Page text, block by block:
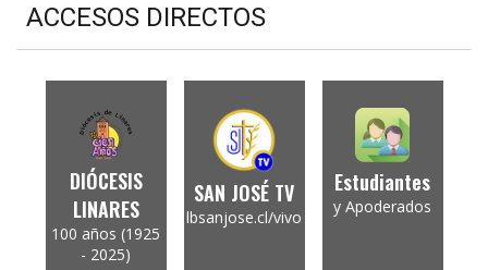
ACCESOS DIRECTOS
DIÓCESIS
LINARES
100 años (1925
- 2025)
SAN JOSÉ TV
lbsanjose.cl/vivo
Estudiantes
y Apoderados